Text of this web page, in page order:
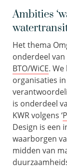
Ambities
Het thema
onderdeel van
BTO/WiCE.
organisaties
is onderdeel
KWRvolgens ‘
Design is een
waarborgen
midden van